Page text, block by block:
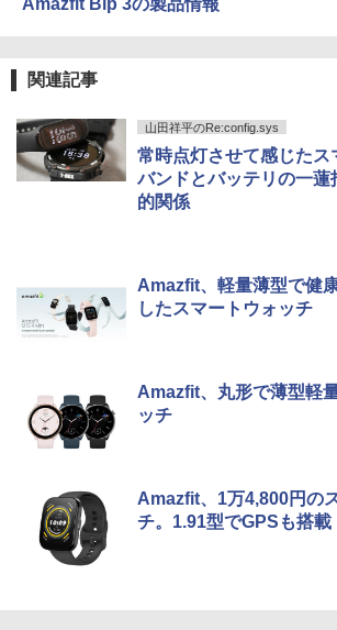
Amazfit Bip 3の製品情報
関連記事
山田祥平のRe:config.sys
常時点灯させて感じたス
バンドとバッテリの一蓮
的関係
Amazfit、軽量薄型で健
したスマートウォッチ
Amazfit、丸形で薄型軽
ッチ
Amazfit、1万4,800円の
チ。1.91型でGPSも搭載